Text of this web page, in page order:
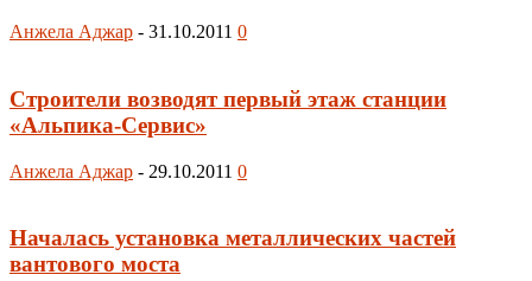
Анжела Аджар - 31.10.2011 0
Строители возводят первый этаж станции
«Альпика-Сервис»
Анжела Аджар - 29.10.2011 0
Началась установка металлических частей
вантового моста